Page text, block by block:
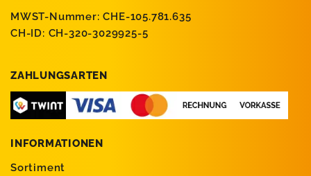
MWST-Nummer: CHE-105.781.635
CH-ID: CH-320-3029925-5
ZAHLUNGSARTEN
INFORMATIONEN
Sortiment